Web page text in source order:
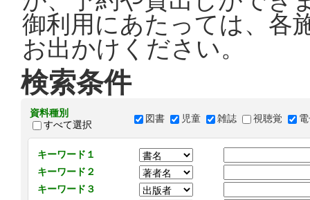
御利用にあたっては、各
お出かけください。
検索条件
資料種別
すべて選択
図書 児童 雑誌 視聴覚
キーワード１
キーワード２
キーワード３